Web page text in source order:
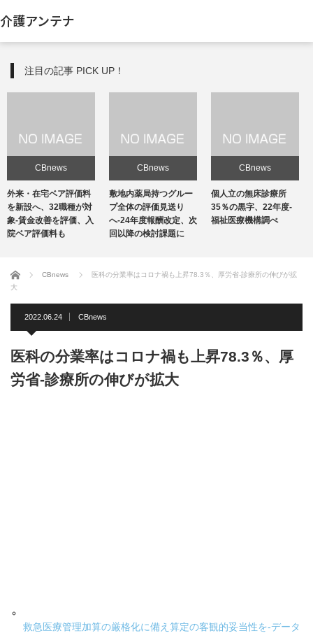
介護アンテナ
注目の記事 PICK UP！
CBnews
敷地内薬局持つグルー
プ全体の評価見送り
へ-24年度報酬改定、次
回以降の検討課題に
CBnews
個人立の無床診療所
35％の黒字、22年度-
福祉医療機構調べ
CBnews
個人立の無床診療所
35％の黒字、22年度-
福祉医療機構調べ
ホーム CBnews
医科の分業率はコロナ禍も上昇78.3％、厚労省-診療所の伸びが拡
大
2022.06.24 CBnews
医科の分業率はコロナ禍も上昇78.3％、厚
労省-診療所の伸びが拡大
救急医療管理加算の厳格化に備え算定の客観的妥当性を-データ